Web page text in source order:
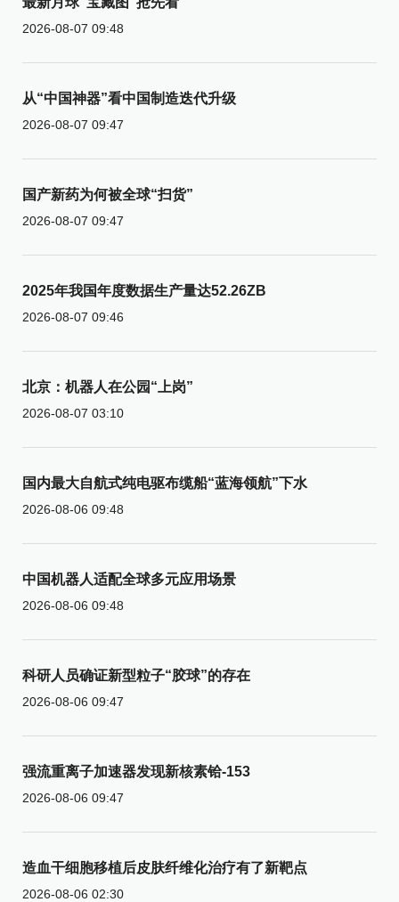
2026-08-07 09:48
从“中国神器”看中国制造迭代升级
2026-08-07 09:47
国产新药为何被全球“扫货”
2026-08-07 09:47
2025年我国年度数据生产量达52.26ZB
2026-08-07 09:46
北京：机器人在公园“上岗”
2026-08-07 03:10
国内最大自航式纯电驱布缆船“蓝海领航”下水
2026-08-06 09:48
中国机器人适配全球多元应用场景
2026-08-06 09:48
科研人员确证新型粒子“胶球”的存在
2026-08-06 09:47
强流重离子加速器发现新核素铪-153
2026-08-06 09:47
造血干细胞移植后皮肤纤维化治疗有了新靶点
2026-08-06 02:30